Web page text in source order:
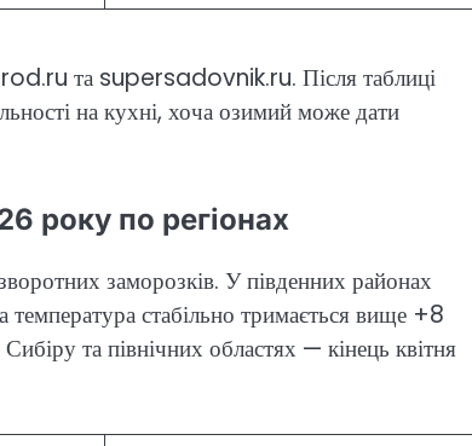
та supersadovnik.ru. Після таблиці
на кухні, хоча озимий може дати
року по регіонах
заморозків. У південних районах
температура стабільно тримається вище +8
та північних областях — кінець квітня